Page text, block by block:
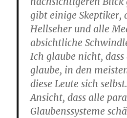
gibt einige Skeptiker,
Hellseher und alle
absichtliche
Ich glaube nicht,
glaube, in den
diese Leute sich
Ansicht, dass alle
Glaubenssysteme